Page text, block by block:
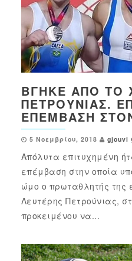
ΒΓΉΚΕ ΑΠΌ ΤΟ
ΠΕΤΡΟΎΝΙΑΣ.
ΕΠΈΜΒΑΣΗ
5 Νοεμβρίου, 2018 gjouvi
Απόλυτα επιτυχημένη
επέμβαση στην οποία
ώμο ο πρωταθλητής της
Λευτέρης Πετρούνιας,
προκειμένου να...